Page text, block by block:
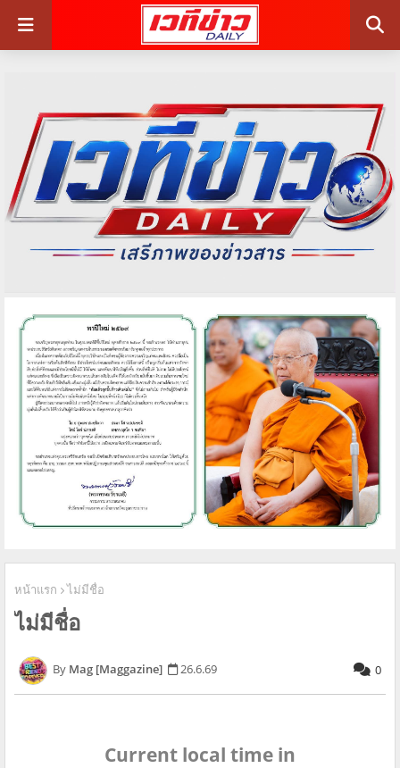
หน้าแรก ไม่มีชื่อ
ไม่มีชื่อ
Mag [Maggazine] 26.6.69 0
Current local time in